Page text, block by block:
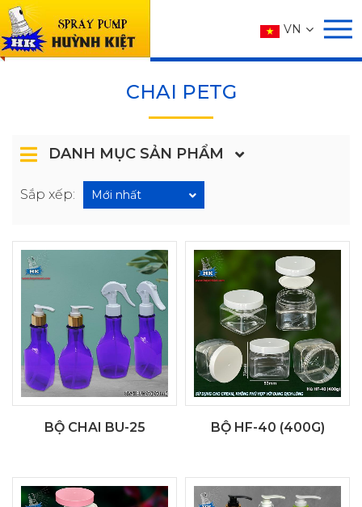
VN
SẢN PHẨM
Trang chủ SẢN PHẨM
CHAI PETG
DANH MỤC SẢN PHẨM
Sắp xếp: Mới nhất
BỘ CHAI BU-25 BỘ HF-40 (400G)